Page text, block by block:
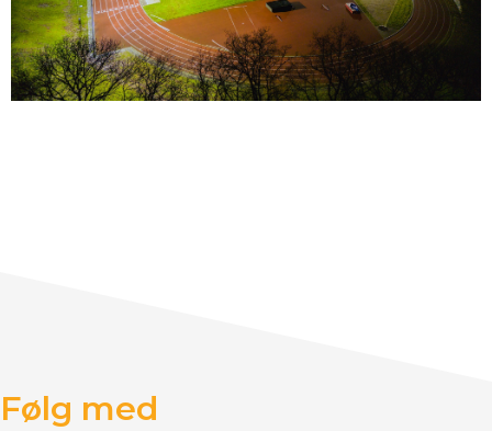
Følg med